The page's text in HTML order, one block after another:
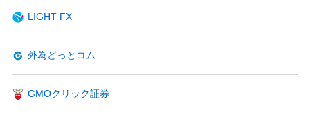
LIGHT FX
外為どっとコム
GMOクリック証券